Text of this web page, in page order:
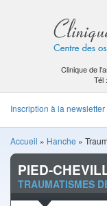
Clinique de
Tél :
Inscription à la newsletter
Accueil » Hanche »
PIED-
TRAUMATISMES